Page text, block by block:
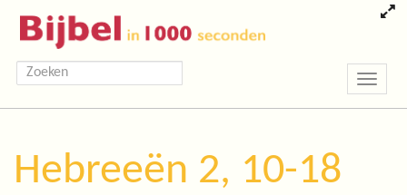
Toggle
Hebreeën 2, 10-18